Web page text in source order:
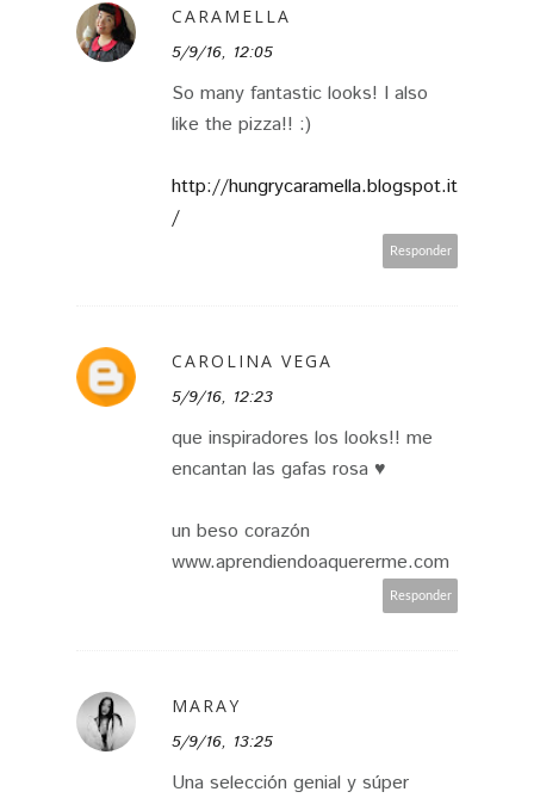
CARAMELLA
5/9/16, 12:05
So many fantastic looks! I also
like the pizza!! :)
http://hungrycaramella.blogspot.it
/
Responder
CAROLINA VEGA
5/9/16, 12:23
que inspiradores los looks!! me
encantan las gafas rosa ♥
un beso corazón
www.aprendiendoaquererme.com
Responder
MARAY
5/9/16, 13:25
Una selección genial y súper